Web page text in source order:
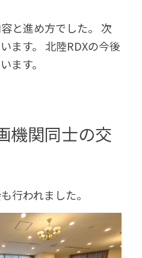
と進め方でした。 次
ます。 北陸RDXの今後
ます。
機関同士の交
行われました。